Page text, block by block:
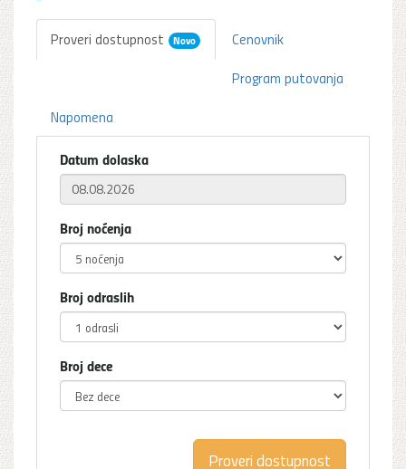
Proveri dostupnost Novo
Cenovnik
Program putovanja
Napomena
Datum dolaska
Broj noćenja
Broj odraslih
Broj dece